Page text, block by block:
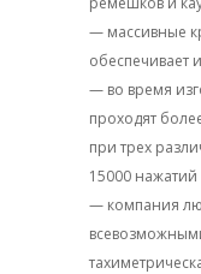
— массивные
обеспечивает
— во время
проходят
при трех
15000 нажатий
— компания